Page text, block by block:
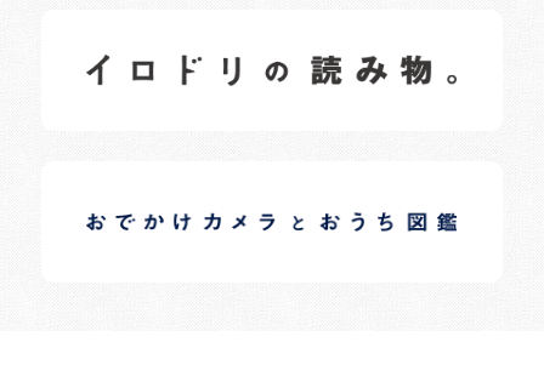
日常の様子など随時更新中です。
日常の様子など随時更新中です。